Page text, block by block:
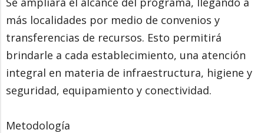
más localidades por medio de convenios y
transferencias de recursos. Esto permitirá
brindarle a cada establecimiento, una atención
integral en materia de infraestructura, higiene y
seguridad, equipamiento y conectividad.
Metodología